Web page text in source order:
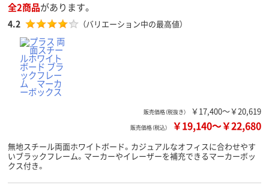
全2商品があります。
4.2 （バリエーション中の最高値）
販売価格（税抜き） ￥17,400～￥20,619
販売価格（税込） ￥19,140～￥22,680
無地スチール両面ホワイトボード。カジュアルなオフィスに合わせやす
いブラックフレーム。マーカーやイレーザーを補充できるマーカーボッ
クス付き。